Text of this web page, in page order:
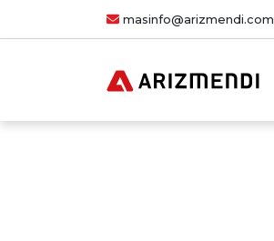
masinfo@arizmendi.com